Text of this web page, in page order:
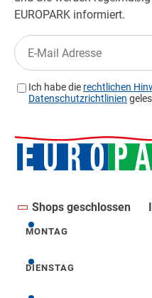
Shops geschlossen
Montag
MONTAG
Dienstag
DIENSTAG